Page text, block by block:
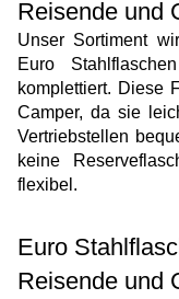
Reisende und
Unser Sortiment
Euro
komplettiert. Diese
Camper, da sie
Vertriebstellen
keine
flexibel.
Euro
Reisende und